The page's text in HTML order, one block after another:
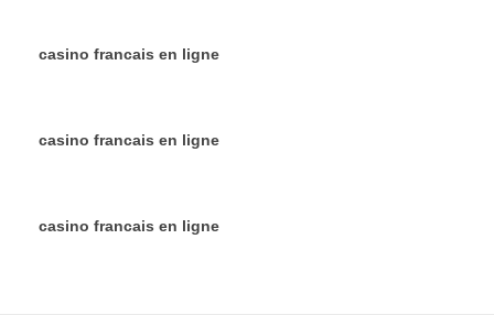
casino francais en ligne
casino francais en ligne
casino francais en ligne